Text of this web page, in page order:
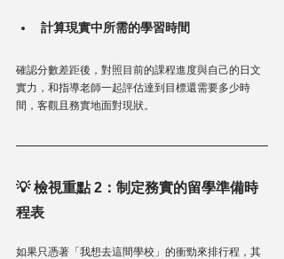
計算現實中所需的學習時間
確認分數差距後，對照目前的課程進度與自己的日文
實力，和指導老師一起評估達到目標還需要多少時
間，客觀且務實地面對現狀。
💡 檢視重點 2：制定務實的留學準備時
程表
如果只憑著「我想去這間學校」的衝勁來排行程，其